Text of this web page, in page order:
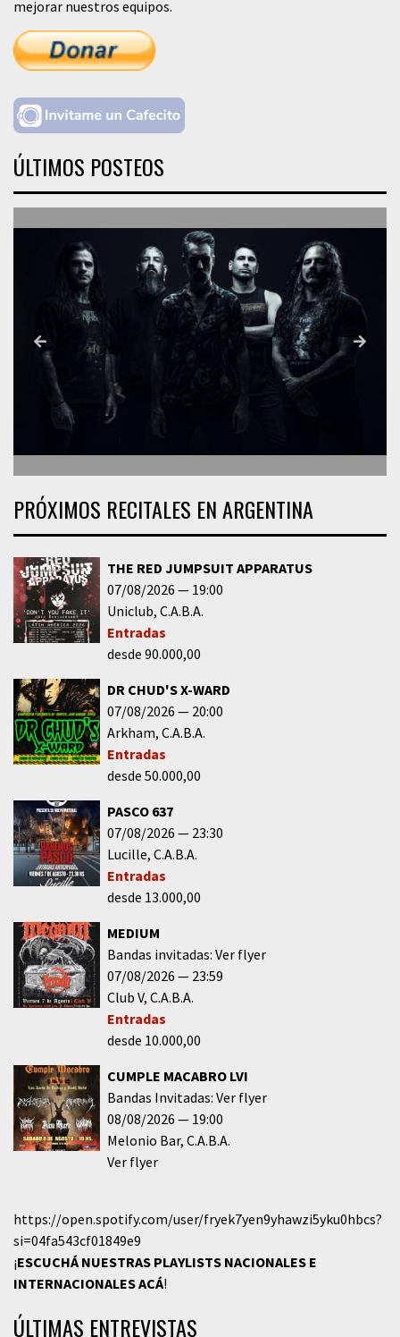
mejorar nuestros equipos.
ÚLTIMOS POSTEOS
PRÓXIMOS RECITALES EN ARGENTINA
THE RED JUMPSUIT APPARATUS
07/08/2026
19:00
Uniclub C.A.B.A.
Entradas
desde 90.000,00
DR CHUD'S X-WARD
07/08/2026
20:00
Arkham C.A.B.A.
Entradas
desde 50.000,00
PASCO 637
07/08/2026
23:30
Lucille C.A.B.A.
Entradas
desde 13.000,00
MEDIUM
Bandas invitadas: Ver flyer
07/08/2026
23:59
Club V C.A.B.A.
Entradas
desde 10.000,00
CUMPLE MACABRO LVI
Bandas Invitadas: Ver flyer
08/08/2026
19:00
Melonio Bar C.A.B.A.
Ver flyer
https://open.spotify.com/user/fryek7yen9yhawzi5yku0hbcs?
si=04fa543cf01849e9
¡ESCUCHÁ NUESTRAS PLAYLISTS NACIONALES E
INTERNACIONALESACÁ!
ÚLTIMAS ENTREVISTAS